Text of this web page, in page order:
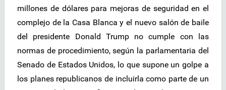
millones de dólares para mejoras de seguridad en el
complejo de la Casa Blanca y el nuevo salón de baile
del presidente Donald Trump no cumple con las
normas de procedimiento, según la parlamentaria del
Senado de Estados Unidos, lo que supone un golpe a
los planes republicanos de incluirla como parte de un